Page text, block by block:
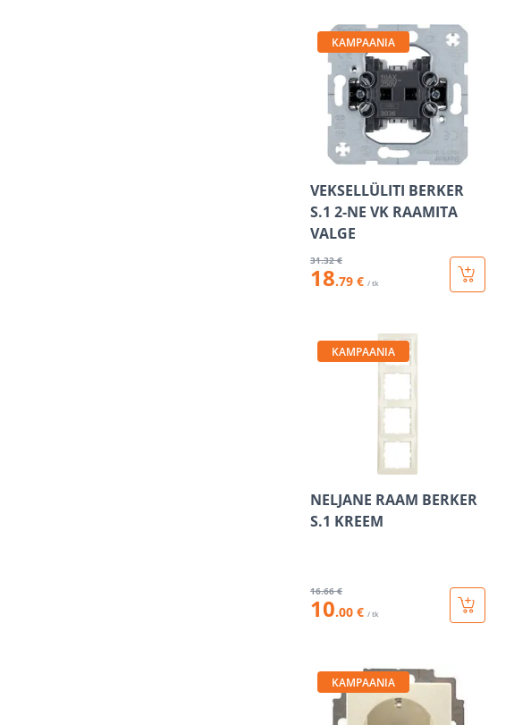
KAMPAANIA
VEKSELLÜLITI BERKER
S.1 2-NE VK RAAMITA
VALGE
31.32 €
18.79 € / tk
KAMPAANIA
NELJANE RAAM BERKER
S.1 KREEM
16.66 €
10.00 € / tk
KAMPAANIA